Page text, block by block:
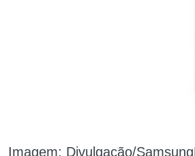
Imagem: Divulgação/